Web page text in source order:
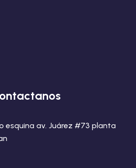
esquina av. Juárez #73 planta